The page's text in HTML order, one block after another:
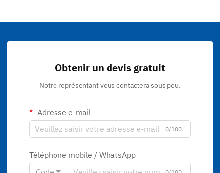
Obtenir un devis gratuit
Notre représentant vous contactera sous peu.
Adresse e-mail
0/100
Téléphone mobile / WhatsApp